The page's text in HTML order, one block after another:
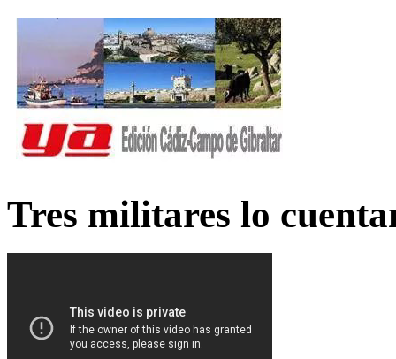
Tres militares lo